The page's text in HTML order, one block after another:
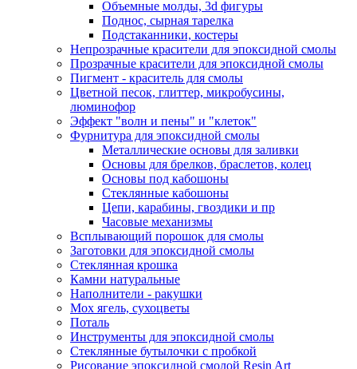
Объемные молды, 3d фигуры
Поднос, сырная тарелка
Подстаканники, костеры
Непрозрачные красители для эпоксидной смолы
Прозрачные красители для эпоксидной смолы
Пигмент - краситель для смолы
Цветной песок, глиттер, микробусины,
люминофор
Эффект "волн и пены" и "клеток"
Фурнитура для эпоксидной смолы
Металлические основы для заливки
Основы для брелков, браслетов, колец
Основы под кабошоны
Стеклянные кабошоны
Цепи, карабины, гвоздики и пр
Часовые механизмы
Всплывающий порошок для смолы
Заготовки для эпоксидной смолы
Стеклянная крошка
Камни натуральные
Наполнители - ракушки
Мох ягель, сухоцветы
Поталь
Инструменты для эпоксидной смолы
Стеклянные бутылочки с пробкой
Рисование эпоксидной смолой Resin Art